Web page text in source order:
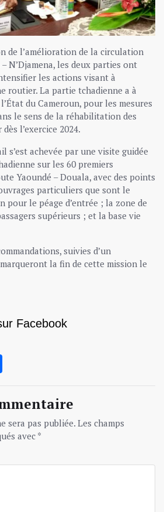
de l’amélioration de la circulation
N’Djamena, les deux parties ont
les actions visant à
routier. La partie tchadienne a à
du Cameroun, pour les mesures
le sens de la réhabilitation des
l’exercice 2024.
s’est achevée par une visite guidée
sur les 60 premiers
Yaoundé – Douala, avec des points
particuliers que sont le
pour le péage d’entrée ; la zone de
supérieurs ; et la base vie
suivies d’un
la fin de cette mission le
Facebook
sera pas publiée. Les champs
avec *